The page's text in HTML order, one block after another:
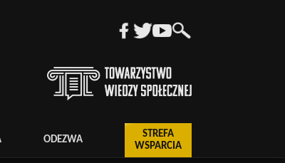
ODEZWA
STREFA
WSPARCIA